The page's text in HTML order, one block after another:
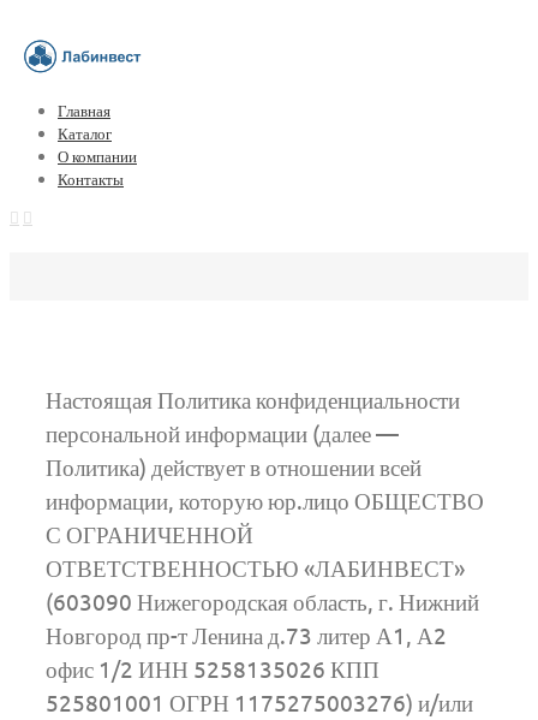
Главная
Каталог
О компании
Контакты
Настоящая Политика конфиденциальности
персональной информации (далее —
Политика) действует в отношении всей
информации, которую юр.лицо ОБЩЕСТВО
С ОГРАНИЧЕННОЙ
ОТВЕТСТВЕННОСТЬЮ «ЛАБИНВЕСТ»
(603090 Нижегородская область, г. Нижний
Новгород пр-т Ленина д.73 литер А1, А2
офис 1/2 ИНН 5258135026 КПП
525801001 ОГРН 1175275003276) и/или